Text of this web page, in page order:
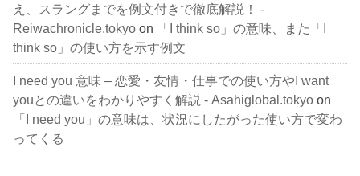
え、スラングまでを例文付きで徹底解説！ -
Reiwachronicle.tokyo on
「I think so」の意味、また「I
think so」の使い方を示す例文
I need you 意味 – 恋愛・友情・仕事での使い方やI want
youとの違いをわかりやすく解説 - Asahiglobal.tokyo on
「I need you」の意味は、状況にしたがった使い方で変わ
ってくる